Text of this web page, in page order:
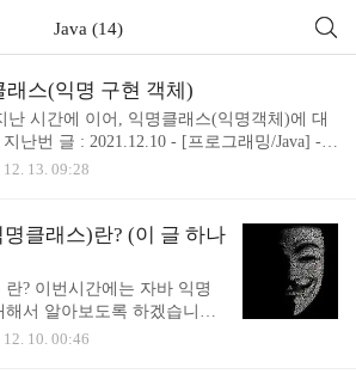
Java (14)
래스(익명 구현 객체)
난 시간에 이어, 익명클래스(익명객체)에 대
난번 글 : 2021.12.10 - [프로그래밍/Java] - [J
스)란? (이 글 하나로 한방에 정리!) 지난 시
인터페이스를 기반으로 익명객체를 어떻게
다. 익명 구현 클래스(익명 구현 객체)란? 익
현 객체)란 무엇일까요? 이름에서 부터 눈치
이란 단어는 인터페이스(interface)와
인터페이스를 바탕으로 익명클래스(익명객
12. 13. 09:28
클래스)란? (이 글 하나
? 이번시간에는 자바 익명
서 알아보도록 하겠습니다.
그대로.. 이름이 없는 객체?
12. 10. 00:46